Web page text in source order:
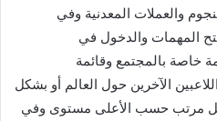
والعملات المعدنية وفي
المهمات والدخول في
خاصة بالمجتمع وقائمة
الآخرين حول العالم أو بشكل
مرتب حسب الأعلى مستوى وفي